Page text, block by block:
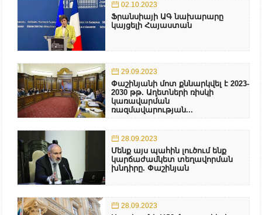
02.10.2023
Ֆրանսիայի ԱԳ նախարարը
կայցելի Հայաստան
29.09.2023
Փաշինյանի մոտ քննարկվել է 2023-
2030 թթ. Աղետների ռիսկի
կառավարման
ռազմավարության...
28.09.2023
Մենք այս պահին լուծում ենք
կարճաժամկետ տեղավորման
խնդիրը. Փաշինյան
28.09.2023